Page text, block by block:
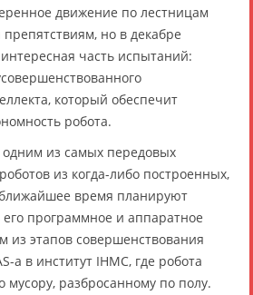
движение по лестницам
но в декабре
часть испытаний:
который обеспечит
робота.
одним из самых передовых
из когда-либо построенных,
время планируют
программное и аппаратное
из этапов совершенствования
а в институт IHMC, где робота
мусору, разбросанному по полу.